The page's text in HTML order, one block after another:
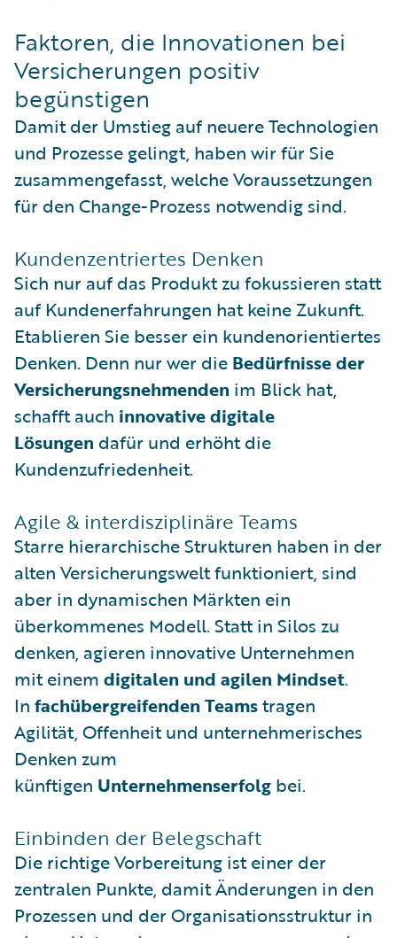
Faktoren, die Innovationen bei
Versicherungen positiv
begünstigen
Damit der Umstieg auf neuere Technologien
und Prozesse gelingt, haben wir für Sie
zusammengefasst, welche Voraussetzungen
für den Change-Prozess notwendig sind.
Kundenzentriertes Denken
Sich nur auf das Produkt zu fokussieren statt
auf Kundenerfahrungen hat keine Zukunft.
Etablieren Sie besser ein kundenorientiertes
Denken. Denn nur wer die Bedürfnisse der
Versicherungsnehmenden im Blick hat,
schafft auch innovative digitale
Lösungen dafür und erhöht die
Kundenzufriedenheit.
Agile & interdisziplinäre Teams
Starre hierarchische Strukturen haben in der
alten Versicherungswelt funktioniert, sind
aber in dynamischen Märkten ein
überkommenes Modell. Statt in Silos zu
denken, agieren innovative Unternehmen
mit einem digitalen und agilen Mindset.
In fachübergreifenden Teamstragen
Agilität, Offenheit und unternehmerisches
Denken zum
künftigen Unternehmenserfolg bei.
Einbinden der Belegschaft
Die richtige Vorbereitung ist einer der
zentralen Punkte, damit Änderungen in den
Prozessen und der Organisationsstruktur in